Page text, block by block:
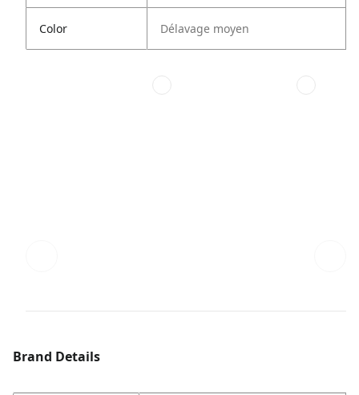
Color Délavage moyen
Brand Details